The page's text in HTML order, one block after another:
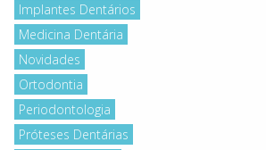
Implantes Dentários
Medicina Dentária
Novidades
Ortodontia
Periodontologia
Próteses Dentárias